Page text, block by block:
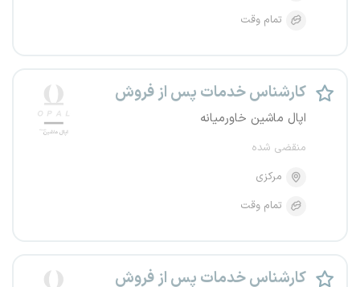
تمام وقت
کارشناس خدمات پس از فروش
اپال ماشین خاورمیانه
منقضی شده
مرکزی
تمام وقت
کارشناس خدمات پس از فروش